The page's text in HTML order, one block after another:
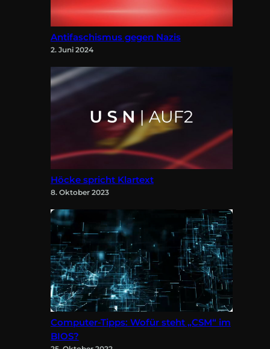
Antifaschismus gegen Nazis
2. Juni 2024
Höcke spricht Klartext
8. Oktober 2023
Computer-Tipps: Wofür steht „CSM“ im
BIOS?